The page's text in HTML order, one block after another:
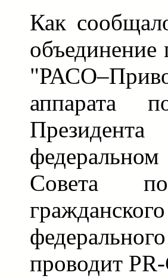
Как
объединение
аппарата
Совета
проводит